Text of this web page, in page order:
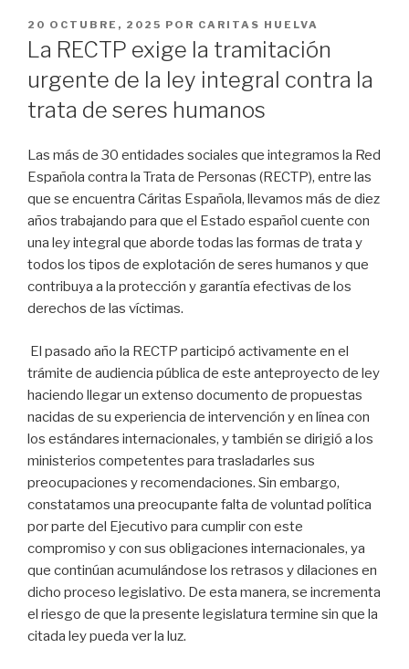
PUBLICADO
EN
20 OCTUBRE, 2025 POR CARITAS HUELVA
La RECTP exige la tramitación
urgente de la ley integral contra la
trata de seres humanos
Las más de 30 entidades sociales que integramos la Red
Española contra la Trata de Personas (RECTP), entre las
que se encuentra Cáritas Española, llevamos más de diez
años trabajando para que el Estado español cuente con
una ley integral que aborde todas las formas de trata y
todos los tipos de explotación de seres humanos y que
contribuya a la protección y garantía efectivas de los
derechos de las víctimas.
El pasado año la RECTP participó activamente en el
trámite de audiencia pública de este anteproyecto de ley
haciendo llegar un extenso documento de propuestas
nacidas de su experiencia de intervención y en línea con
los estándares internacionales, y también se dirigió a los
ministerios competentes para trasladarles sus
preocupaciones y recomendaciones. Sin embargo,
constatamos una preocupante falta de voluntad política
por parte del Ejecutivo para cumplir con este
compromiso y con sus obligaciones internacionales, ya
que continúan acumulándose los retrasos y dilaciones en
dicho proceso legislativo. De esta manera, se incrementa
el riesgo de que la presente legislatura termine sin que la
citada ley pueda ver la luz.